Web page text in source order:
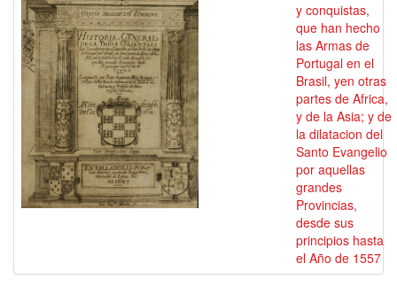
y conquistas,
que han hecho
las Armas de
Portugal en el
Brasil, yen otras
partes de Africa,
y de la Asia; y de
la dilatacion del
Santo Evangelio
por aquellas
grandes
Provincias,
desde sus
principios hasta
el Año de 1557